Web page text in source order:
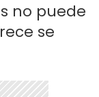
no puede
se